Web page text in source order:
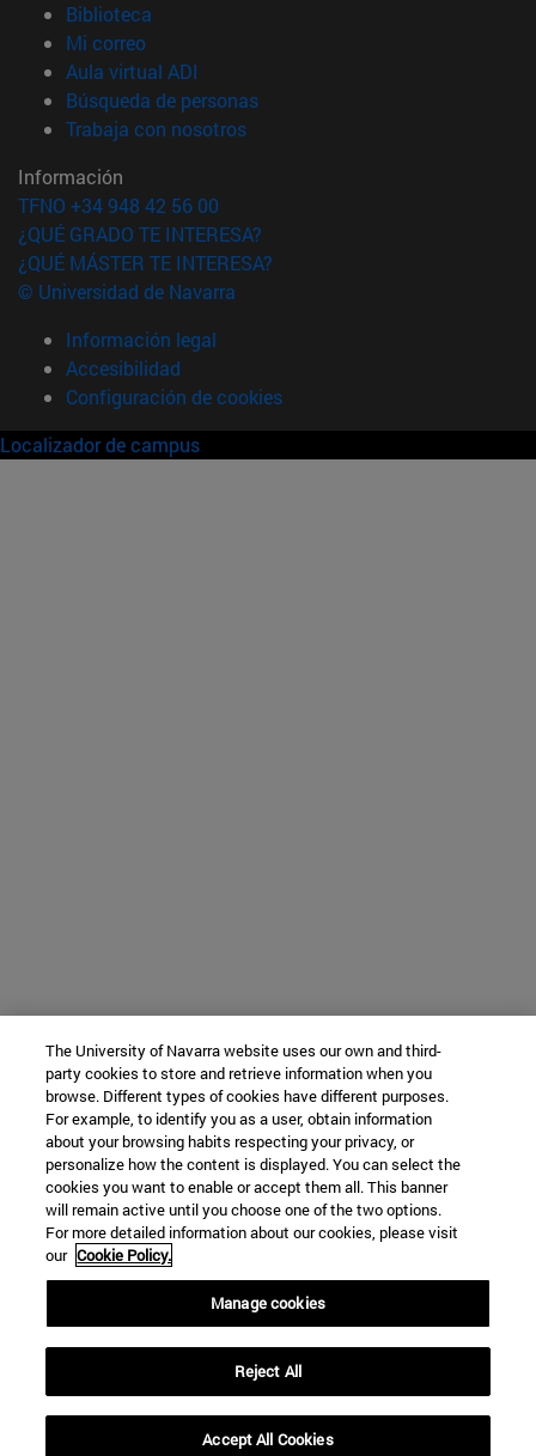
Biblioteca
Mi correo(abre en nueva ventana)
Aula virtual ADI
Búsqueda de personas(abre en nueva ventana)
Trabaja con nosotros(abre en nueva ventana)
Información
TFNO +34 948 42 56 00
¿QUÉ GRADO TE INTERESA?
¿QUÉ MÁSTER TE INTERESA?
© Universidad de Navarra
Información legal
Accesibilidad
Configuración de cookies
Localizador de campus
The University of Navarra website uses our own and third-
party cookies to store and retrieve information when you
browse. Different types of cookies have different purposes.
For example, to identify you as a user, obtain information
about your browsing habits respecting your privacy, or
personalize how the content is displayed. You can select the
cookies you want to enable or accept them all. This banner
will remain active until you choose one of the two options.
For more detailed information about our cookies, please visit
our Cookie Policy.
Manage cookies
Reject All
Accept All Cookies